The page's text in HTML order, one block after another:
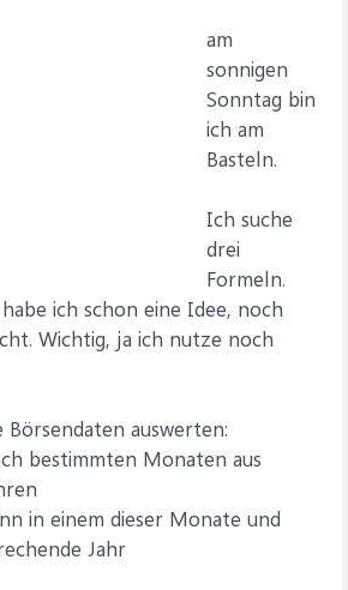
am
sonnigen
Sonntag bin
ich am
Basteln.
Ich suche
drei
Formeln.
ich schon eine Idee, noch
Wichtig, ja ich nutze noch
auswerten:
bestimmten Monaten aus
in einem dieser Monate und
Jahr